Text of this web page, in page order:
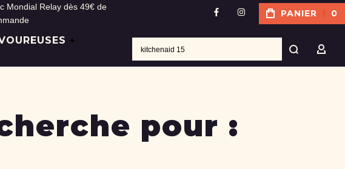
Mondial Relay dès 49€ de
facebookinstagram PANIER 0
pour :